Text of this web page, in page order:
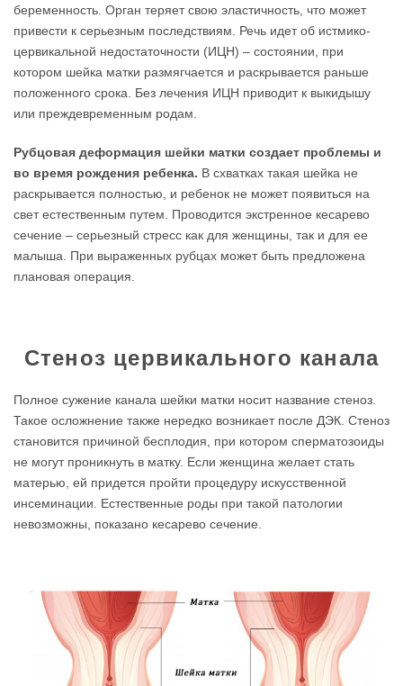
беременность. Орган теряет свою эластичность, что может
привести к серьезным последствиям. Речь идет об истмико-
цервикальной недостаточности (ИЦН) – состоянии, при
котором шейка матки размягчается и раскрывается раньше
положенного срока. Без лечения ИЦН приводит к выкидышу
или преждевременным родам.
Рубцовая деформация шейки матки создает проблемы и
во время рождения ребенка. В схватках такая шейка не
раскрывается полностью, и ребенок не может появиться на
свет естественным путем. Проводится экстренное кесарево
сечение – серьезный стресс как для женщины, так и для ее
малыша. При выраженных рубцах может быть предложена
плановая операция.
Стеноз цервикального канала
Полное сужение канала шейки матки носит название стеноз.
Такое осложнение также нередко возникает после ДЭК. Стеноз
становится причиной бесплодия, при котором сперматозоиды
не могут проникнуть в матку. Если женщина желает стать
матерью, ей придется пройти процедуру искусственной
инсеминации. Естественные роды при такой патологии
невозможны, показано кесарево сечение.